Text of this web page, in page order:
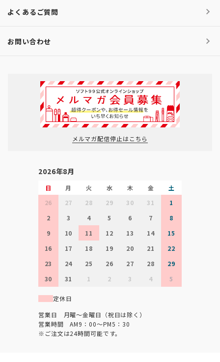
よくあるご質問
お問い合わせ
メルマガ配信停止はこちら
2026年8月
日 月 火 水 木 金
土
26
27 28 29 30 31
1
2
3 4 5 6 7
8
9
10 11 12 13 14
15
16
17 18 19 20 21
22
23
24 25 26 27 28
29
30
31 1 2 3 4 5
定休日
営業日 月曜～金曜日（祝日は除く）
営業時間 AM9：00～PM5：30
※ご注文は24時間可能です。